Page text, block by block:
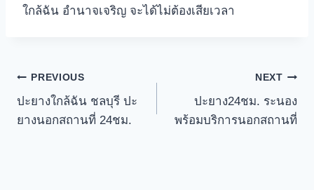
ใกล้ฉัน อำนาจเจริญ จะได้ไม่ต้องเสียเวลา
Post
navigation
PREVIOUS
ปะยางใกล้ฉัน ชลบุรี ปะ
ยางนอกสถานที่ 24ชม.
NEXT
ปะยาง24ชม. ระนอง
พร้อมบริการนอกสถานที่